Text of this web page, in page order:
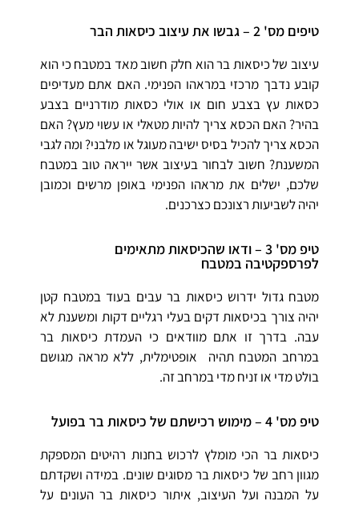
טיפים מס' 2 – גבשו את עיצוב כיסאות הבר
עיצוב של כיסאות בר הוא חלק חשוב מאד במטבח כי הוא
קובע נדבך מרכזי במראהו הפנימי. האם אתם מעדיפים
כסאות עץ בצבע חום או אולי כסאות מודרניים בצבע
בהיר? האם הכסא צריך להיות מטאלי או עשוי מעץ? האם
הכסא צריך להכיל בסיס ישיבה מעוגל או מלבני? ומה לגבי
המשענת? חשוב לבחור בעיצוב אשר ייראה טוב במטבח
שלכם, ישלים את מראהו הפנימי באופן מרשים וכמובן
יהיה לשביעות רצונכם כצרכנים.
טיפ מס' 3 – ודאו שהכיסאות מתאימים
לפרספקטיבה במטבח
מטבח גדול ידרוש כיסאות בר עבים בעוד במטבח קטן
יהיה צורך בכיסאות דקים בעלי רגליים דקות ומשענת לא
עבה. בדרך זו אתם מוודאים כי העמדת כיסאות בר
במרחב המטבח תהיה אופטימלית, ללא מראה מגושם
בולט מדי או זניח מדי במרחב זה.
טיפ מס' 4 – מימוש רכישתם של כיסאות בר בפועל
כיסאות בר הכי מומלץ לרכוש בחנות רהיטים המספקת
מגוון רחב של כיסאות בר מסוגים שונים. במידה ושקדתם
על המבנה ועל העיצוב, איתור כיסאות בר העונים על